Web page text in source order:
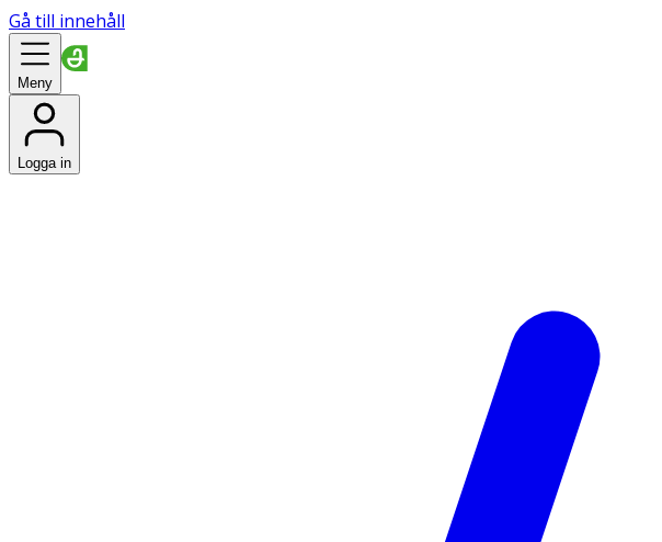
Gå till innehåll
Meny
Logga in